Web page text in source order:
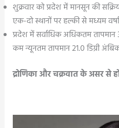
शुक्रवार को प्रदेश में मानसून की
एक-दो स्थानों पर हल्की से मध्यम
प्रदेश में सर्वाधिक अधिकतम
कम न्यूनतम तापमान 21.0 डिग्री
द्रोणिका और चक्रवात के असर से